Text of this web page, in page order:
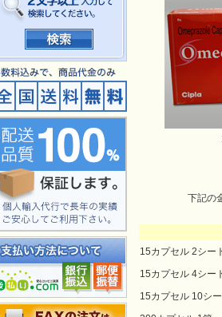
下記の
15カプセル 2シー
15カプセル 4シー
15カプセル 10シー